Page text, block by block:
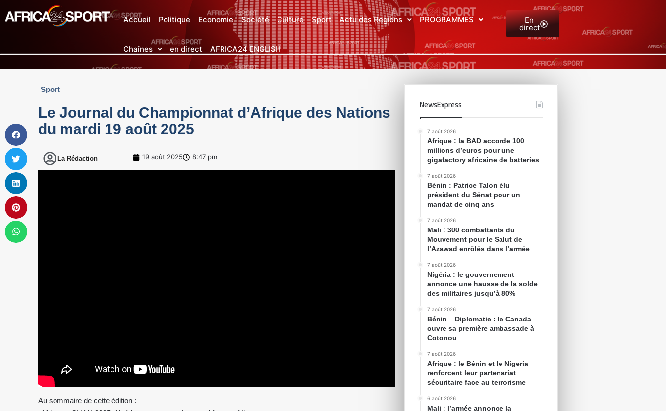
Accueil Politique Economie Société Culture Sport Actu des Regions PROGRAMMES
Chaînes en direct AFRICA24 ENGLISH
En
direct
Sport
Le Journal du Championnat d’Afrique des Nations
du mardi 19 août 2025
La Rédaction 19 août 2025 8:47 pm
Au sommaire de cette édition :
NewsExpress
7 août 2026
Afrique : la BAD accorde 100
millions d’euros pour une
gigafactory africaine de batteries
7 août 2026
Bénin : Patrice Talon élu
président du Sénat pour un
mandat de cinq ans
7 août 2026
Mali : 300 combattants du
Mouvement pour le Salut de
l’Azawad enrôlés dans l’armée
7 août 2026
Nigéria : le gouvernement
annonce une hausse de la solde
des militaires jusqu’à 80%
7 août 2026
Bénin – Diplomatie : le Canada
ouvre sa première ambassade à
Cotonou
7 août 2026
Afrique : le Bénin et le Nigeria
renforcent leur partenariat
sécuritaire face au terrorisme
6 août 2026
Mali : l’armée annonce la